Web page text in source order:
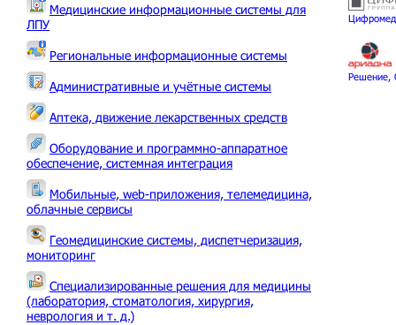
Медицинские информационные системы для
ЛПУ
Региональные информационные системы
Административные и учётные системы
Аптека, движение лекарственных средств
Оборудование и программно-аппаратное
обеспечение, системная интеграция
Мобильные, web-приложения, телемедицина,
облачные сервисы
Геомедицинские системы, диспетчеризация,
мониторинг
Специализированные решения для медицины
(лаборатория, стоматология, хирургия,
неврология и т. д.)
Цифромед